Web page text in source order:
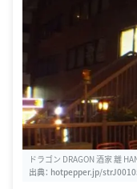
ドラゴン DRAGON 酒家 離
出典： hotpepper.jp/